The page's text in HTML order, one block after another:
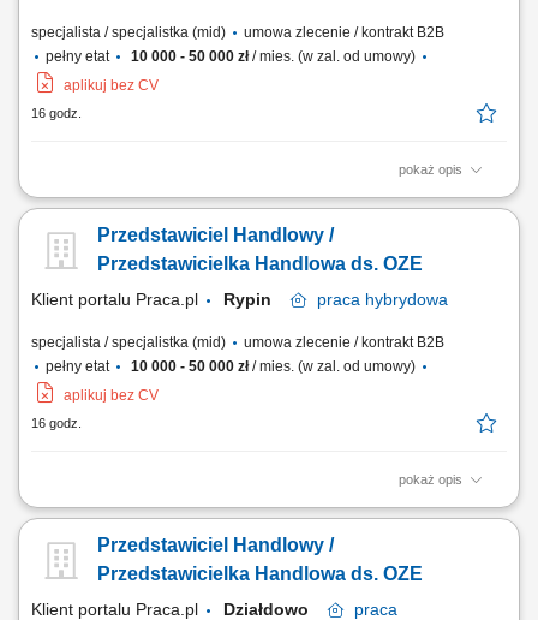
specjalista / specjalistka (mid)
umowa zlecenie / kontrakt B2B
pełny etat
10 000 - 50 000 zł/ mies. (w zal. od umowy)
aplikuj bez CV
16 godz.
pokaż opis
Doradzanie klientom w zakresie nowoczesnych rozwiązań z obszaru
prowadzenie spotkań handlowych. Przygotowywanie ofert i
finalizowanie sprzedaży. Budowanie długofalowych relacji z klientami.
Przedstawiciel Handlowy /
Przedstawicielka Handlowa ds. OZE
Klient portalu Praca.pl Rypin praca hybrydowa
specjalista / specjalistka (mid)
umowa zlecenie / kontrakt B2B
pełny etat
10 000 - 50 000 zł/ mies. (w zal. od umowy)
aplikuj bez CV
16 godz.
pokaż opis
Doradzanie klientom w zakresie nowoczesnych rozwiązań z obszaru
prowadzenie spotkań handlowych. Przygotowywanie ofert i
finalizowanie sprzedaży. Budowanie długofalowych relacji z klientami.
Przedstawiciel Handlowy /
Przedstawicielka Handlowa ds. OZE
Klient portalu Praca.pl Działdowo
praca